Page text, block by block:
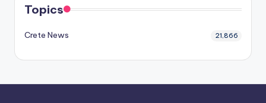
Topics
Crete News 21,866